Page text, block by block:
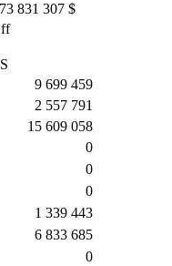
831 307 $
9 699 459
2 557 791
15 609 058
0
0
0
1 339 443
6 833 685
0